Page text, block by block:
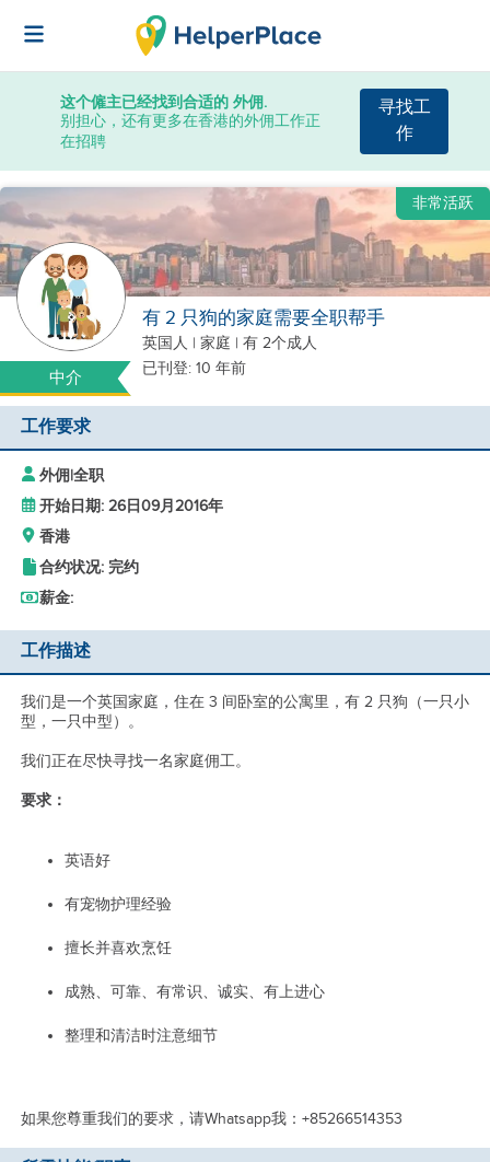
这个僱主已经找到合适的 外佣.
别担心，还有更多在香港的外佣工作正
在招聘
寻找工
作
中介
非常活跃
有 2 只狗的家庭需要全职帮手
英国人 | 家庭 | 有 2个成人
已刊登: 10 年前
工作要求
外佣|全职
开始日期: 26日09月2016年
香港
合约状况: 完约
薪金:
工作描述
我们是一个英国家庭，住在 3 间卧室的公寓里，有 2 只狗（一只小
型，一只中型）。
我们正在尽快寻找一名家庭佣工。
要求：
英语好
有宠物护理经验
擅长并喜欢烹饪
成熟、可靠、有常识、诚实、有上进心
整理和清洁时注意细节
如果您尊重我们的要求，请Whatsapp我：+85266514353